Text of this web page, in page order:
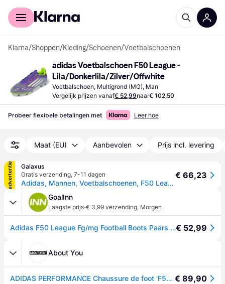
Voor shoppers
Klarna/Shoppen/Kleding/Schoenen/Voetbalschoenen
adidas Voetbalschoen F50 League -
Lila/Donkerlila/Zilver/Offwhite
Voetbalschoen, Multigrond (MG), Man
Vergelijk prijzen vanaf€ 52,99naar€ 102,50
Probeer flexibele betalingen met Leer hoe
Maat (EU) Aanbevolen Prijs incl. levering
advertentie
Galaxus
Gratis verzending, 7-11 dagen
Adidas, Mannen, Voetbalschoenen, F50 League FG/AG (44 2/3), Paars
€ 66,23
GoalInn
Laagste prijs·€ 3,99 verzending, Morgen
Adidas F50 League Fg/mg Football Boots Paars EU 44 2/3 Man€ 52,99
About You
ADIDAS PERFORMANCE Chaussure de foot 'F50 League' violet / violet foncé / argent / blanc cassé € 89,90